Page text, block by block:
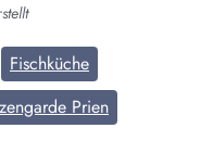
Fischküche
Prien